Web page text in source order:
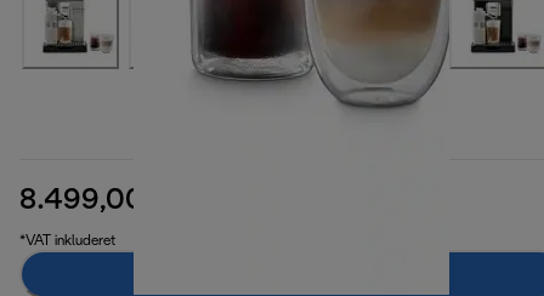
8.499,00 kr.
*VAT inkluderet